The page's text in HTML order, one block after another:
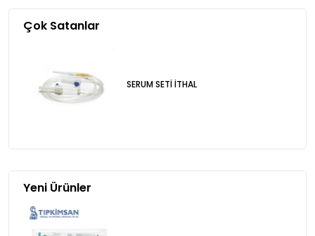
Çok Satanlar
SERUM SETİ İTHAL
Yeni Ürünler